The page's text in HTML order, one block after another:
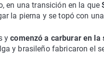
en una transición en la que
la pierna y se topó con
ycomenzó a carburar en la
y brasileño fabricaron el